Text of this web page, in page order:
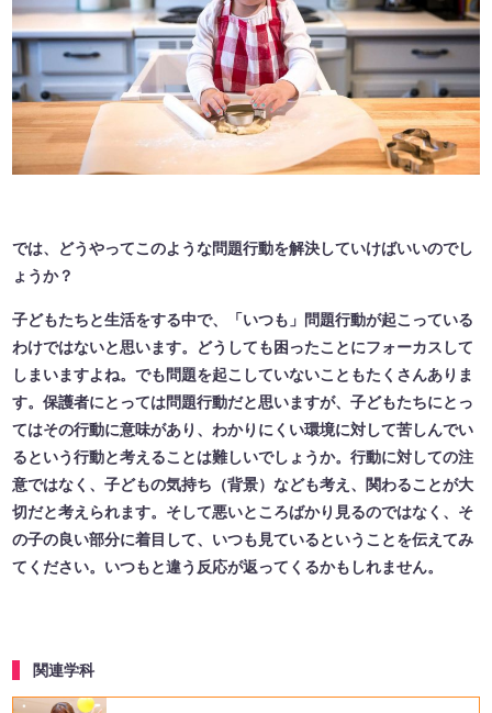
では、どうやってこのような問題行動を解決していけばいいのでし
ょうか？
子どもたちと生活をする中で、「いつも」問題行動が起こっている
わけではないと思います。どうしても困ったことにフォーカスして
しまいますよね。でも問題を起こしていないこともたくさんありま
す。保護者にとっては問題行動だと思いますが、子どもたちにとっ
てはその行動に意味があり、わかりにくい環境に対して苦しんでい
るという行動と考えることは難しいでしょうか。行動に対しての注
意ではなく、子どもの気持ち（背景）なども考え、関わることが大
切だと考えられます。そして悪いところばかり見るのではなく、そ
の子の良い部分に着目して、いつも見ているということを伝えてみ
てください。いつもと違う反応が返ってくるかもしれません。
関連学科